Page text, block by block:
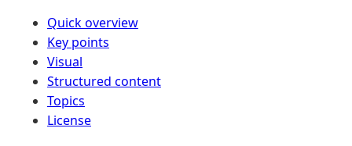
Quick overview
Key points
Visual
Structured content
Topics
License